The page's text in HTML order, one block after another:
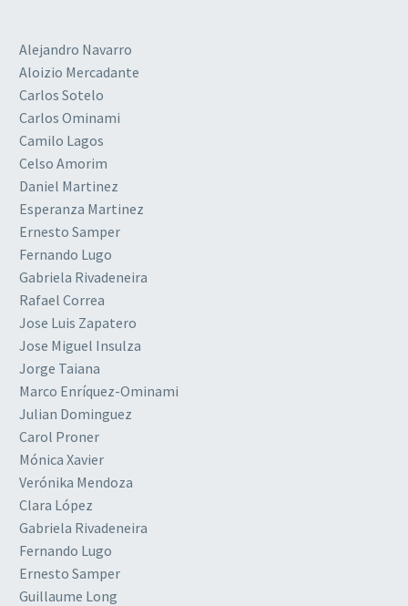
Alejandro Navarro
Aloizio Mercadante
Carlos Sotelo
Carlos Ominami
Camilo Lagos
Celso Amorim
Daniel Martinez
Esperanza Martinez
Ernesto Samper
Fernando Lugo
Gabriela Rivadeneira
Rafael Correa
Jose Luis Zapatero
Jose Miguel Insulza
Jorge Taiana
Marco Enríquez-Ominami
Julian Dominguez
Carol Proner
Mónica Xavier
Verónika Mendoza
Clara López
Gabriela Rivadeneira
Fernando Lugo
Ernesto Samper
Guillaume Long